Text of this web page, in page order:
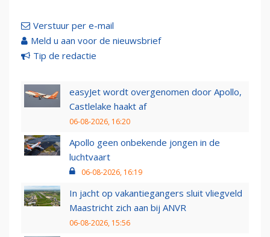
Verstuur per e-mail
Meld u aan voor de nieuwsbrief
Tip de redactie
easyJet wordt overgenomen door Apollo,
Castlelake haakt af
06-08-2026, 16:20
Apollo geen onbekende jongen in de
luchtvaart
06-08-2026, 16:19
In jacht op vakantiegangers sluit vliegveld
Maastricht zich aan bij ANVR
06-08-2026, 15:56